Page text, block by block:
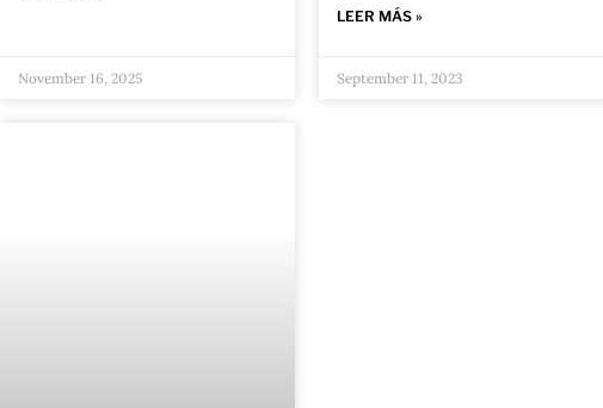
November 16, 2025
LEER MÁS »
September 11, 2023